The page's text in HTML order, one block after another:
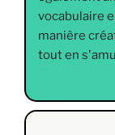
vocabulaire
manière
tout en